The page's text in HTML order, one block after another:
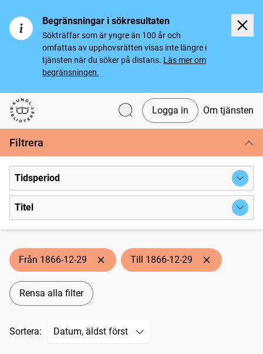
Begränsningar i sökresultaten
Sökträffar som är yngre än 100 år och
omfattas av upphovsrätten visas inte längre i
tjänsten när du söker på distans. Läs mer om
begränsningen.
Svenska tidningar
Logga in Om tjänsten
Filtrera
Tidsperiod
Titel
Från 1866-12-29 Till 1866-12-29
Rensa alla filter
Sortera: